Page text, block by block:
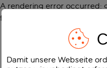
A rendering error occurred:
function
Damit unsere Webseite